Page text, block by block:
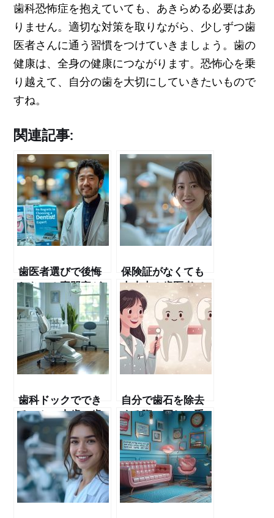
歯科恐怖症を抱えていても、あきらめる必要はあ
りません。適切な対策を取りながら、少しずつ歯
医者さんに通う習慣をつけていきましょう。歯の
健康は、全身の健康につながります。恐怖心を乗
り越えて、自分の歯を大切にしていきたいもので
すね。
関連記事:
歯医者選びで後悔
しない！専門家が
教えるポイントと
は
保険証がなくても
大丈夫！歯医者で
の治療ガイド
歯科ドックででき
ること：虫歯・歯
周病予防のための
総合検査
自分で歯石を除去
する際の正しい手
順と注意点